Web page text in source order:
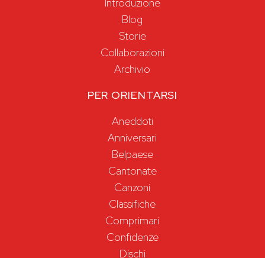
Blog
Storie
Collaborazioni
Archivio
PER ORIENTARSI
Aneddoti
Anniversari
Belpaese
Cantonate
Canzoni
Classifiche
Comprimari
Confidenze
Dischi